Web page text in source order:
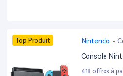
Top Produit Nintendo -
Console
418 offres à